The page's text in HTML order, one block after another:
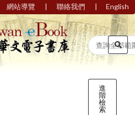
網站導覽 | 聯絡我們 | English
進
階
檢
索